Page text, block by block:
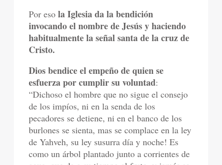
Por esola Iglesia da la bendición
invocando el nombre de Jesús y haciendo
habitualmente la señal santa de la cruz de
Cristo.
Dios bendice el empeño de quien se
esfuerza por cumplir su voluntad:
“Dichoso el hombre que no sigue el consejo
de los impíos, ni en la senda de los
pecadores se detiene, ni en el banco de los
burlones se sienta, mas se complace en la ley
de Yahveh, su ley susurra día y noche! Es
como un árbol plantado junto a corrientes de